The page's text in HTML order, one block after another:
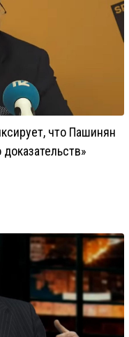
что Пашинян